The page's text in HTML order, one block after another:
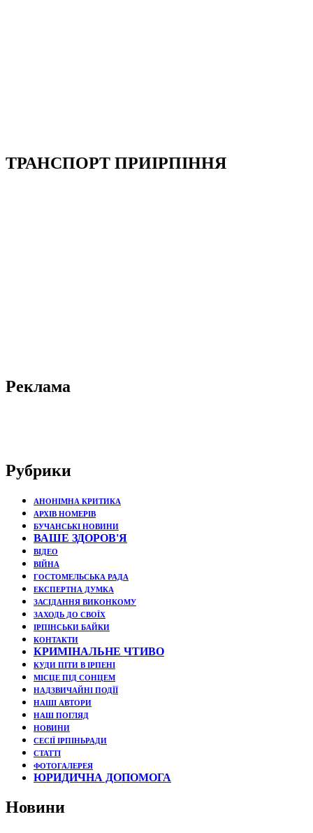
ТРАНСПОРТ ПРИІРПІННЯ
Реклама
Рубрики
АНОНІМНА КРИТИКА
АРХІВ НОМЕРІВ
БУЧАНСЬКІ НОВИНИ
ВАШЕ ЗДОРОВ'Я
ВІДЕО
ВІЙНА
ГОСТОМЕЛЬСЬКА РАДА
ЕКСПЕРТНА ДУМКА
ЗАСІДАННЯ ВИКОНКОМУ
ЗАХОДЬ ДО СВОЇХ
ІРПІНСЬКИ БАЙКИ
КОНТАКТИ
КРИМІНАЛЬНЕ ЧТИВО
КУДИ ПІТИ В ІРПЕНІ
МІСЦЕ ПІД СОНЦЕМ
НАДЗВИЧАЙНІ ПОДЇЇ
НАШІ АВТОРИ
НАШ ПОГЛЯД
НОВИНИ
СЕСІЇ ІРПІНЬРАДИ
СТАТТІ
ФОТОГАЛЕРЕЯ
ЮРИДИЧНА ДОПОМОГА
Новини